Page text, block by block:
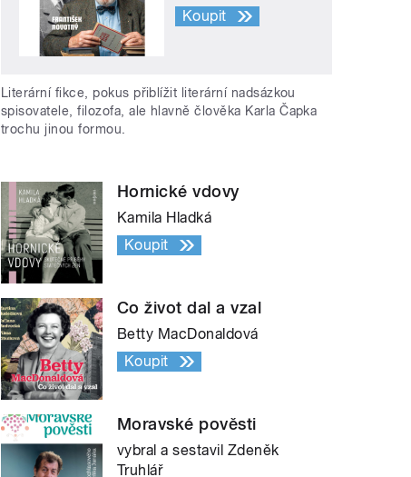
Koupit
Literární fikce, pokus přiblížit literární nadsázkou
spisovatele, filozofa, ale hlavně člověka Karla Čapka
trochu jinou formou.
Hornické vdovy
Kamila Hladká
Koupit
Co život dal a vzal
Betty MacDonaldová
Koupit
Moravské pověsti
vybral a sestavil Zdeněk
Truhlář